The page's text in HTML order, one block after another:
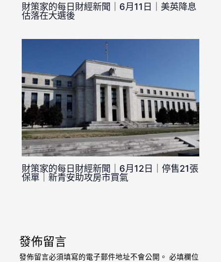
財策家的每日財經新聞｜6月11日｜美英降息
估落在大選後
財策家的每日財經新聞｜6月12日｜停售21張
保單｜新青安助攻房市買氣
發佈留言
發佈留言必須填寫的電子郵件地址不會公開。 必填欄位